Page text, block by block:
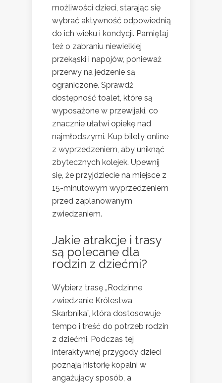
możliwości dzieci, starając się
wybrać aktywność odpowiednią
do ich wieku i kondycji. Pamiętaj
też o zabraniu niewielkiej
przekąski i napojów, ponieważ
przerwy na jedzenie są
ograniczone. Sprawdź
dostępność toalet, które są
wyposażone w przewijaki, co
znacznie ułatwi opiekę nad
najmłodszymi. Kup bilety online
z wyprzedzeniem, aby uniknąć
zbytecznych kolejek. Upewnij
się, że przyjdziecie na miejsce z
15-minutowym wyprzedzeniem
przed zaplanowanym
zwiedzaniem.
Jakie atrakcje i trasy
są polecane dla
rodzin z dziećmi?
Wybierz trasę „Rodzinne
zwiedzanie Królestwa
Skarbnika”, która dostosowuje
tempo i treść do potrzeb rodzin
z dziećmi. Podczas tej
interaktywnej przygody dzieci
poznają historię kopalni w
angażujący sposób, a